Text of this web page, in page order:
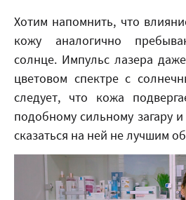
Хотим напомнить, что
кожу аналогично
солнце. Импульс лазера
цветовом спектре с
следует, что кожа
подобному сильному загару
сказаться на ней не лучшим